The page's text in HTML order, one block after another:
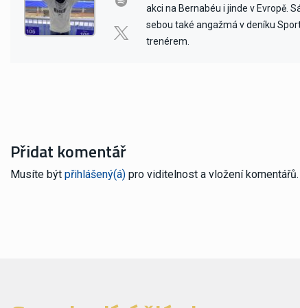
akci na Bernabéu i jinde v Evropě.
sebou také angažmá v deníku
trenérem.
Přidat komentář
Musíte být přihlášený(á) pro viditelnost a vložení komentářů.